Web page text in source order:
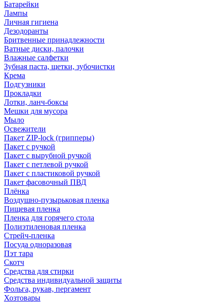
Батарейки
Лампы
Личная гигиена
Дезодоранты
Бритвенные принадлежности
Ватные диски, палочки
Влажные салфетки
Зубная паста, щетки, зубочистки
Крема
Подгузники
Прокладки
Лотки, ланч-боксы
Мешки для мусора
Мыло
Освежители
Пакет ZIP-lock (грипперы)
Пакет с ручкой
Пакет с вырубной ручкой
Пакет с петлевой ручкой
Пакет с пластиковой ручкой
Пакет фасовочный ПВД
Плёнка
Воздушно-пузырьковая пленка
Пищевая пленка
Пленка для горячего стола
Полиэтиленовая пленка
Стрейч-пленка
Посуда одноразовая
Пэт тара
Скотч
Средства для стирки
Средства индивидуальной защиты
Фольга, рукав, пергамент
Хозтовары